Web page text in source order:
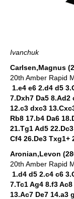
Ivanchuk
Carlsen,Magnus
20th Amber Rapid
1.e4 e6 2.d4 d5
7.Dxh7 Da5 8.Ad2
12.c3 dxc3
Rb8 17.b4 Da6
21.Tg1 Ad5
Cf4 26.De3 Txg1+
Aronian,Levon
20th Amber Rapid
1.d4 d5 2.c4 c6
7.Tc1 Ag4 8.f3
13.Ac7 De7 14.a3